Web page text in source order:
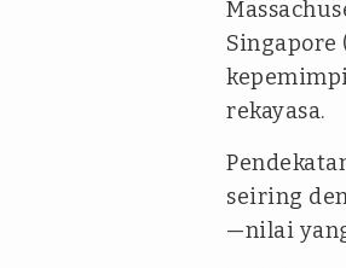
Singapore
rekayasa.
seiring
—nilai